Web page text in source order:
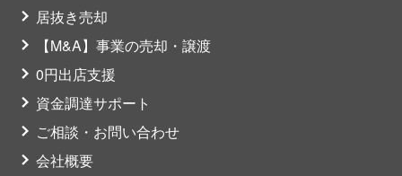
居抜き売却
【M&A】事業の売却・譲渡
0円出店支援
資金調達サポート
ご相談・お問い合わせ
会社概要